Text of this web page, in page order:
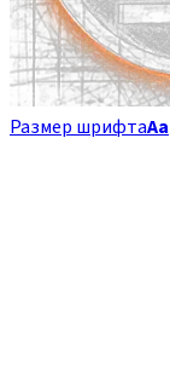
Размер шрифтаАа